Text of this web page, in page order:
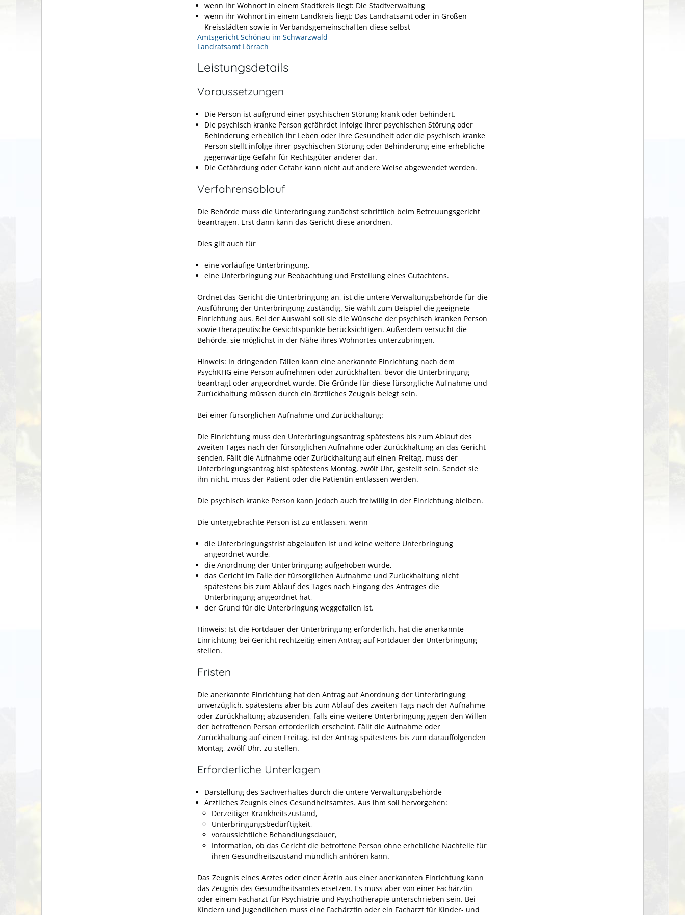
wenn ihr Wohnort in einem Stadtkreis liegt: Die Stadtverwaltung
wenn ihr Wohnort in einem Landkreis liegt: Das Landratsamt oder in Großen
Kreisstädten sowie in Verbandsgemeinschaften diese selbst
Amtsgericht Schönau im Schwarzwald
Landratsamt Lörrach
Leistungsdetails
Voraussetzungen
Die Person ist aufgrund einer psychischen Störung krank oder behindert.
Die psychisch kranke Person gefährdet infolge ihrer psychischen Störung oder
Behinderung erheblich ihr Leben oder ihre Gesundheit oder die psychisch kranke
Person stellt infolge ihrer psychischen Störung oder Behinderung eine erhebliche
gegenwärtige Gefahr für Rechtsgüter anderer dar.
Die Gefährdung oder Gefahr kann nicht auf andere Weise abgewendet werden.
Verfahrensablauf
Die Behörde muss die Unterbringung zunächst schriftlich beim Betreuungsgericht
beantragen. Erst dann kann das Gericht diese anordnen.
Dies gilt auch für
eine vorläufige Unterbringung,
eine Unterbringung zur Beobachtung und Erstellung eines Gutachtens.
Ordnet das Gericht die Unterbringung an, ist die untere Verwaltungsbehörde für die
Ausführung der Unterbringung zuständig. Sie wählt zum Beispiel die geeignete
Einrichtung aus. Bei der Auswahl soll sie die Wünsche der psychisch kranken Person
sowie therapeutische Gesichtspunkte berücksichtigen. Außerdem versucht die
Behörde, sie möglichst in der Nähe ihres Wohnortes unterzubringen.
Hinweis: In dringenden Fällen kann eine anerkannte Einrichtung nach dem
PsychKHG eine Person aufnehmen oder zurückhalten, bevor die Unterbringung
beantragt oder angeordnet wurde. Die Gründe für diese fürsorgliche Aufnahme und
Zurückhaltung müssen durch ein ärztliches Zeugnis belegt sein.
Bei einer fürsorglichen Aufnahme und Zurückhaltung:
Die Einrichtung muss den Unterbringungsantrag spätestens bis zum Ablauf des
zweiten Tages nach der fürsorglichen Aufnahme oder Zurückhaltung an das Gericht
senden. Fällt die Aufnahme oder Zurückhaltung auf einen Freitag, muss der
Unterbringungsantrag bist spätestens Montag, zwölf Uhr, gestellt sein. Sendet sie
ihn nicht, muss der Patient oder die Patientin entlassen werden.
Die psychisch kranke Person kann jedoch auch freiwillig in der Einrichtung bleiben.
Die untergebrachte Person ist zu entlassen, wenn
die Unterbringungsfrist abgelaufen ist und keine weitere Unterbringung
angeordnet wurde,
die Anordnung der Unterbringung aufgehoben wurde,
das Gericht im Falle der fürsorglichen Aufnahme und Zurückhaltung nicht
spätestens bis zum Ablauf des Tages nach Eingang des Antrages die
Unterbringung angeordnet hat,
der Grund für die Unterbringung weggefallen ist.
Hinweis: Ist die Fortdauer der Unterbringung erforderlich, hat die anerkannte
Einrichtung bei Gericht rechtzeitig einen Antrag auf Fortdauer der Unterbringung
stellen.
Fristen
Die anerkannte Einrichtung hat den Antrag auf Anordnung der Unterbringung
unverzüglich, spätestens aber bis zum Ablauf des zweiten Tags nach der Aufnahme
oder Zurückhaltung abzusenden, falls eine weitere Unterbringung gegen den Willen
der betroffenen Person erforderlich erscheint. Fällt die Aufnahme oder
Zurückhaltung auf einen Freitag, ist der Antrag spätestens bis zum darauffolgenden
Montag, zwölf Uhr, zu stellen.
Erforderliche Unterlagen
Darstellung des Sachverhaltes durch die untere Verwaltungsbehörde
Ärztliches Zeugnis eines Gesundheitsamtes. Aus ihm soll hervorgehen:
Derzeitiger Krankheitszustand,
Unterbringungsbedürftigkeit,
voraussichtliche Behandlungsdauer,
Information, ob das Gericht die betroffene Person ohne erhebliche Nachteile für
ihren Gesundheitszustand mündlich anhören kann.
Das Zeugnis eines Arztes oder einer Ärztin aus einer anerkannten Einrichtung kann
das Zeugnis des Gesundheitsamtes ersetzen. Es muss aber von einer Fachärztin
oder einem Facharzt für Psychiatrie und Psychotherapie unterschrieben sein. Bei
Kindern und Jugendlichen muss eine Fachärztin oder ein Facharzt für Kinder- und